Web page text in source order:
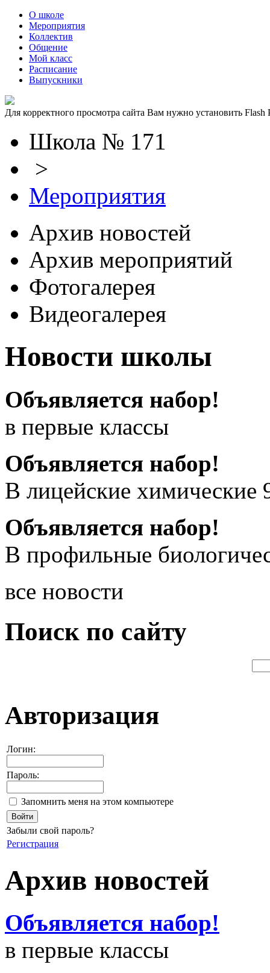
О школе
Мероприятия
Коллектив
Общение
Мой класс
Расписание
Выпускники
Для корректного просмотра сайта Вам нужно установить Flash
Школа № 171
>
Мероприятия
Архив новостей
Архив мероприятий
Фотогалерея
Видеогалерея
Новости школы
Объявляется набор!
в первые классы
Объявляется набор!
В лицейские химические
Объявляется набор!
В профильные
все новости
Поиск по сайту
Авторизация
Логин:
Пароль:
Запомнить меня на этом компьютере
Забыли свой пароль?
Регистрация
Архив новостей
Объявляется набор!
в первые классы